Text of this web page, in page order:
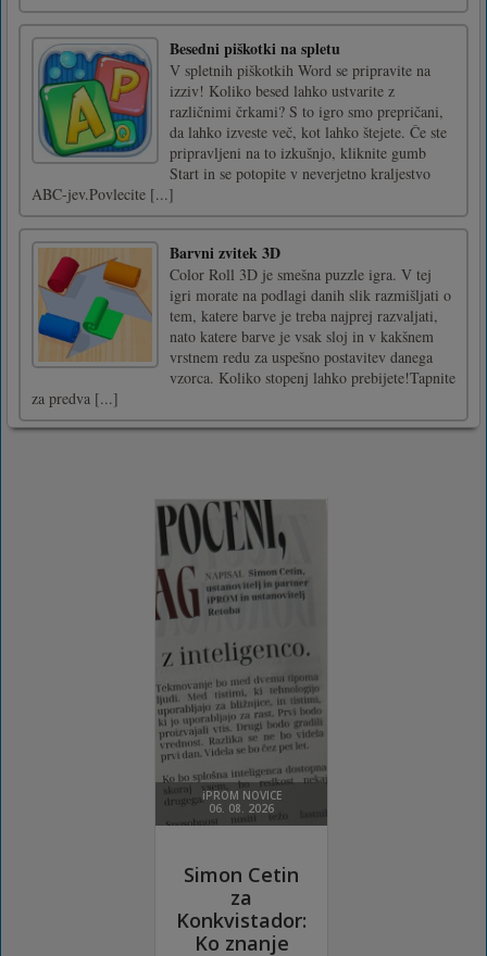
Besedni piškotki na spletu
V spletnih piškotkih Word se pripravite na
izziv! Koliko besed lahko ustvarite z
različnimi črkami? S to igro smo prepričani,
da lahko izveste več, kot lahko štejete. Če ste
pripravljeni na to izkušnjo, kliknite gumb
Start in se potopite v neverjetno kraljestvo
ABC-jev.Povlecite [...]
Barvni zvitek 3D
Color Roll 3D je smešna puzzle igra. V tej
igri morate na podlagi danih slik razmišljati o
tem, katere barve je treba najprej razvaljati,
nato katere barve je vsak sloj in v kakšnem
vrstnem redu za uspešno postavitev danega
vzorca. Koliko stopenj lahko prebijete!Tapnite
za predva [...]